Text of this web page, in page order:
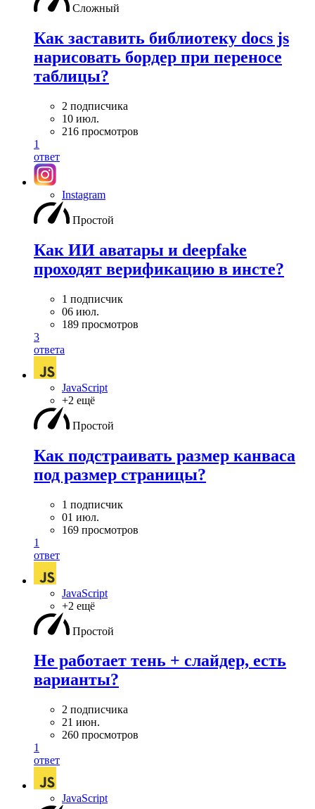
Сложный
Как заставить библиотеку docs js
нарисовать бордер при переносе
таблицы?
2 подписчика
10 июл.
216 просмотров
1
ответ
Instagram
Простой
Как ИИ аватары и deepfake
проходят верификацию в инсте?
1 подписчик
06 июл.
189 просмотров
3
ответа
JavaScript
+2 ещё
Простой
Как подстраивать размер канваса
под размер страницы?
1 подписчик
01 июл.
169 просмотров
1
ответ
JavaScript
+2 ещё
Простой
Не работает тень + слайдер, есть
варианты?
2 подписчика
21 июн.
260 просмотров
1
ответ
JavaScript